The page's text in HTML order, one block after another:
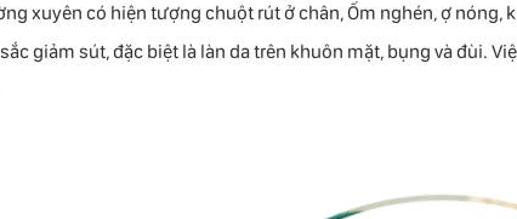
xuyên có hiện tượng chuột rút ở chân, Ốm nghén, ợ nóng,
giảm sút, đặc biệt là làn da trên khuôn mặt, bụng và đùi.